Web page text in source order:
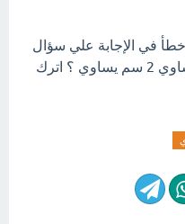
خطأ في الإجابة علي سؤال
محيط المربع الذي طول ضلعه يساوي 2 سم يساوي ؟ اترك